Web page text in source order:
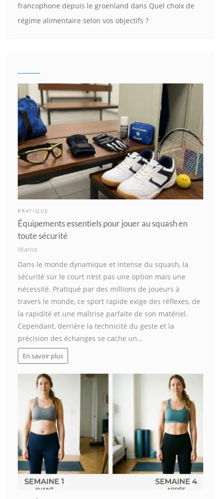
francophone depuis le groenland dans Quel choix de
régime alimentaire selon vos objectifs ?
PRATIQUE
Équipements essentiels pour jouer au squash en
toute sécurité
Marise
Dans le monde dynamique et intense du squash, la
sécurité sur le court n’est pas une option mais une
nécessité. Pratiqué par des millions de joueurs à
travers le monde, ce sport rapide exige des réflexes, de
la rapidité et une maîtrise parfaite de son matériel.
Cependant, derrière la technicité du geste et la
précision des échanges se cache un…
En savoir plus